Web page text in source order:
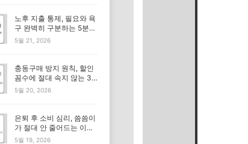
노후 지출 통제, 필요와 욕
구 완벽히 구분하는 5분
체크리스트
5월 21, 2026
충동구매 방지 원칙, 할인
꼼수에 절대 속지 않는 3
가지 기준
5월 20, 2026
은퇴 후 소비 심리, 씀씀이
가 절대 안 줄어드는 이유
뭘까요?
5월 19, 2026